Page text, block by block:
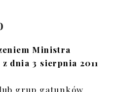
Ministra
dnia 3 sierpnia 2011
grup gatunków